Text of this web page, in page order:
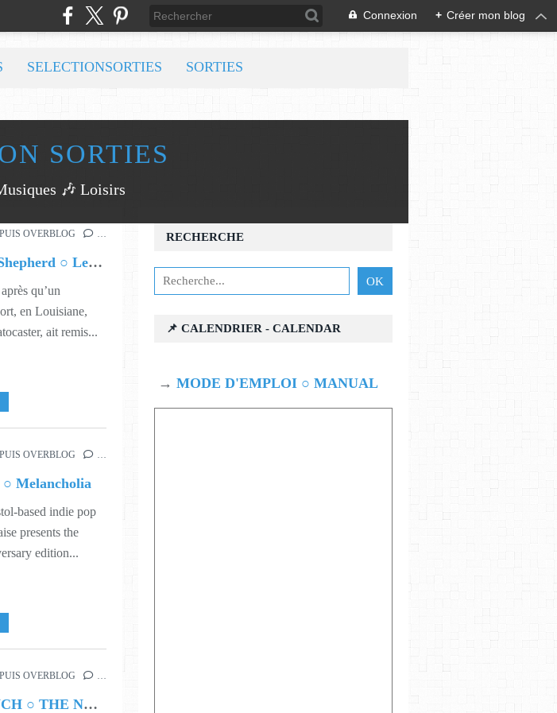
Connexion + Créer mon blog
SORTIES
🎶 Loisirs
SELECTIONSORTIES SORTIES
OVERBLOG …
🔵 Kenny Wayne Shepherd ○ Ledbetter Heights
qu’un
en Louisiane,
ait remis...
OVERBLOG …
○ Melancholia
based indie pop
presents the
edition...
OVERBLOG …
🔵 CHLOÉ FRENCH ○ THE NY TAPES
RECHERCHE
📌 CALENDRIER - CALENDAR
→ MODE D'EMPLOI ○ MANUAL